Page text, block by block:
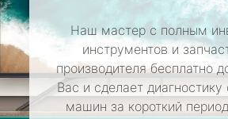
Наш мастер с полным
инструментов и
производителя бесплатно
Вас и сделает диагностику
машин за короткий